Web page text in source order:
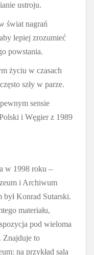
ustroju.
świat nagrań
lepiej zrozumieć
powstania.
życiu w czasach
szły w parze.
sensie
i Węgier z 1989
w 1998 roku –
i Archiwum
Konrad Sutarski.
materiału,
pod wieloma
Znajduje to
na przykład sala